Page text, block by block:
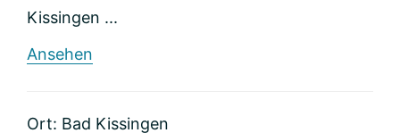
Kissingen ...
Ansehen
Ort: Bad Kissingen